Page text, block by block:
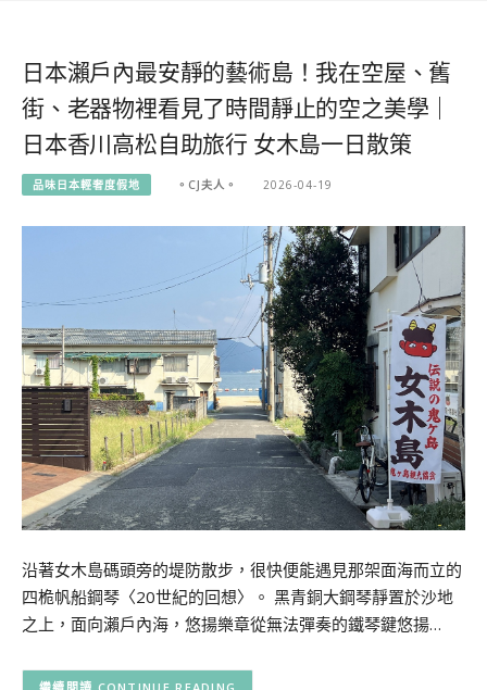
日本瀨戶內最安靜的藝術島！我在空屋、舊
街、老器物裡看見了時間靜止的空之美學｜
日本香川高松自助旅行 女木島一日散策
品味日本輕奢度假地 。CJ夫人。 2026-04-19
沿著女木島碼頭旁的堤防散步，很快便能遇見那架面海而立的
四桅帆船鋼琴〈20世紀的回想〉。 黑青銅大鋼琴靜置於沙地
之上，面向瀨戶內海，悠揚樂章從無法彈奏的鐵琴鍵悠揚…